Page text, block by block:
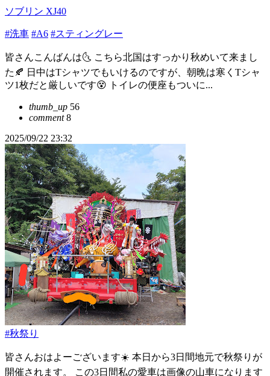
ソブリン XJ40
#洗車 #A6 #スティングレー
皆さんこんばんは🌜 こちら北国はすっかり秋めいて来まし
た🍂 日中はTシャツでもいけるのですが、朝晩は寒くTシャ
ツ1枚だと厳しいです😵 トイレの便座もついに...
thumb_up 56
comment8
2025/09/22 23:32
#秋祭り
皆さんおはよーございます☀️ 本日から3日間地元で秋祭りが
開催されます。 この3日間私の愛車は画像の山車になります